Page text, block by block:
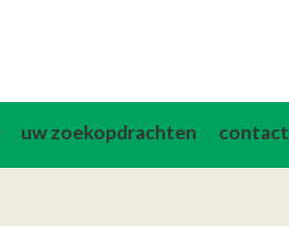
uw zoekopdrachten contact